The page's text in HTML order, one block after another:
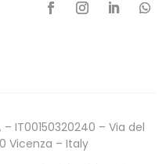
– IT00150320240 – Via del
Vicenza – Italy